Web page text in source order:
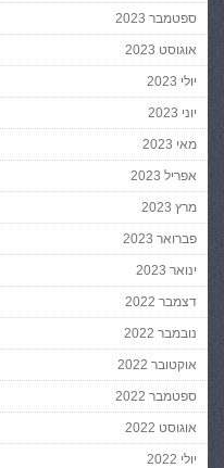
ספטמבר 2023
אוגוסט 2023
יולי 2023
יוני 2023
מאי 2023
אפריל 2023
מרץ 2023
פברואר 2023
ינואר 2023
דצמבר 2022
נובמבר 2022
אוקטובר 2022
ספטמבר 2022
אוגוסט 2022
יולי 2022